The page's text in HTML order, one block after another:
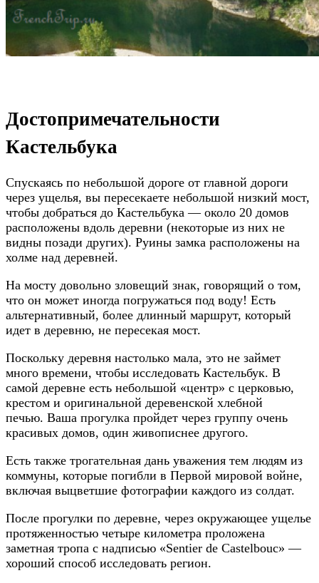
Достопримечательности
Кастельбука
Спускаясь по небольшой дороге от главной дороги
через ущелья, вы пересекаете небольшой низкий мост,
чтобы добраться до Кастельбука — около 20 домов
расположены вдоль деревни (некоторые из них не
видны позади других). Руины замка расположены на
холме над деревней.
На мосту довольно зловещий знак, говорящий о том,
что он может иногда погружаться под воду! Есть
альтернативный, более длинный маршрут, который
идет в деревню, не пересекая мост.
Поскольку деревня настолько мала, это не займет
много времени, чтобы исследовать Кастельбук. В
самой деревне есть небольшой «центр» с церковью,
крестом и оригинальной деревенской хлебной
печью. Ваша прогулка пройдет через группу очень
красивых домов, один живописнее другого.
Есть также трогательная дань уважения тем людям из
коммуны, которые погибли в Первой мировой войне,
включая выцветшие фотографии каждого из солдат.
После прогулки по деревне, через окружающее ущелье
протяженностью четыре километра проложена
заметная тропа с надписью «Sentier de Castelbouc» —
хороший способ исследовать регион.